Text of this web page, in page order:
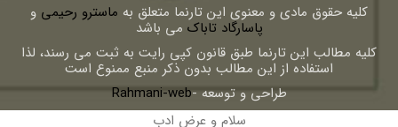
كليه حقوق مادی و معنوی اين تارنما متعلق به ماسترو رحیمی و
پاسارگاد تاباک می باشد
کلیه مطالب این تارنما طبق قانون کپی رایت به ثبت می رسند، لذا
استفاده از این مطالب بدون ذکر منبع ممنوع است
طراحی و توسعه -Rahmani-web
سلام و عرض ادب